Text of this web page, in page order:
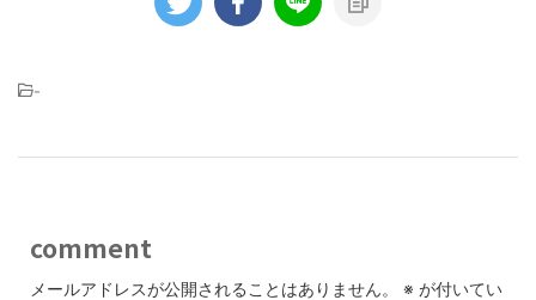
-
comment
メールアドレスが公開されることはありません。 ※ が付いてい